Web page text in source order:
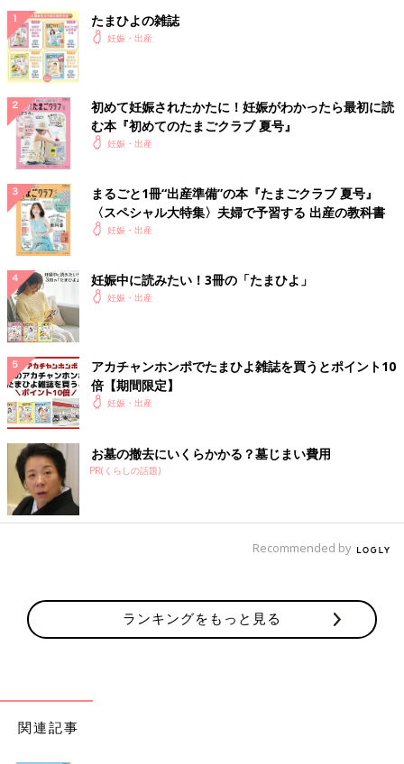
たまひよの雑誌
妊娠・出産
初めて妊娠されたかたに！妊娠がわかったら最初に読
む本『初めてのたまごクラブ 夏号』
妊娠・出産
まるごと1冊“出産準備”の本『たまごクラブ 夏号』
〈スペシャル大特集〉夫婦で予習する 出産の教科書
妊娠・出産
妊娠中に読みたい！3冊の「たまひよ」
妊娠・出産
アカチャンホンポでたまひよ雑誌を買うとポイント10
倍【期間限定】
妊娠・出産
お墓の撤去にいくらかかる？墓じまい費用
PR(くらしの話題)
Recommended by
ランキングをもっと見る
関連記事